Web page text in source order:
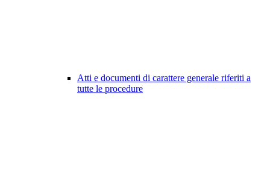
Atti e documenti di carattere generale riferiti a
tutte le procedure